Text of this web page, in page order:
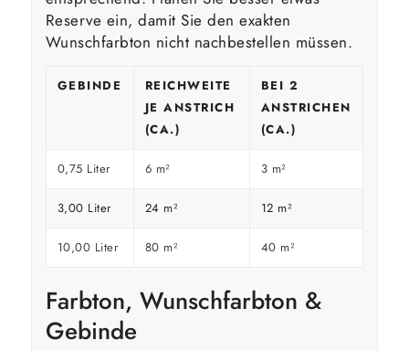
Reserve ein, damit Sie den exakten
Wunschfarbton nicht nachbestellen müssen.
GEBINDE
REICHWEITE
JE ANSTRICH
(CA.)
BEI 2
ANSTRICHEN
(CA.)
0,75 Liter 6 m² 3 m²
3,00 Liter 24 m² 12 m²
10,00 Liter 80 m² 40 m²
Farbton, Wunschfarbton &
Gebinde